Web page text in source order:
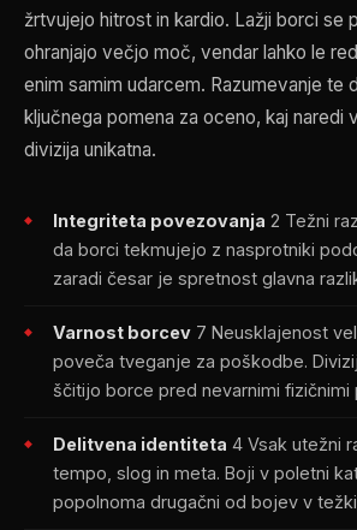
žrtvujejo hitrost in kardio. Lažji borci se
ohranjajo večjo moč, vendar lahko le
enim samim udarcem. Razumevanje te
ključnega pomena za oceno, kaj naredi
divizija unikatna.
Integriteta povezovanja 2 Težni
da borci tekmujejo z nasprotniki
zaradi česar je spretnost glavna
Varnost borcev 7 Neusklajenost
poveča tveganje za poškodbe.
ščitijo borce pred nevarnimi fizičnimi
Delitvena identiteta 4 Vsak utežni
tempo, slog in meta. Boji v poletni
popolnoma drugačni od bojev v